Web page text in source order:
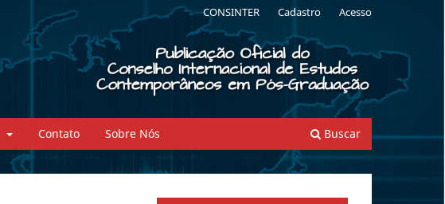
Contato Sobre Nós Buscar
CONSINTER Cadastro Acesso